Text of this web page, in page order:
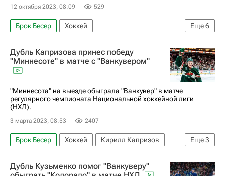
12 октября 2023, 08:09 529
Еще6
Брок Бесер
Хоккей
Национальная хоккейная лига (НХЛ)
Калгари Флэймз
Ванкувер Кэнакс
Эдмонтон Ойлерз
Конор Гарланд
Дубль Капризова принес победу
"Миннесоте" в матче с "Ванкувером"
"Миннесота" на выезде обыграла "Ванкувер" в матче
регулярного чемпионата Национальной хоккейной лиги
(НХЛ).
3 марта 2023, 08:53 2407
Еще3
Брок Бесер Хоккей
Кирилл Капризов
Виталий Кравцов
Национальная хоккейная лига (НХЛ)
Дубль Кузьменко помог "Ванкуверу"